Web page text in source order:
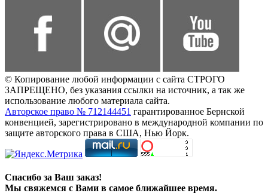
© Копирование любой информации с сайта СТРОГО
ЗАПРЕЩЕНО, без указания ссылки на источник, а так же
использование любого материала сайта.
Авторское право № 712144451 гарантированное Бернской
конвенцией, зарегистрировано в международной компании по
защите авторского права в США, Нью Йорк.
Спасибо за Ваш заказ!
Мы свяжемся с Вами в самое ближайшее время.